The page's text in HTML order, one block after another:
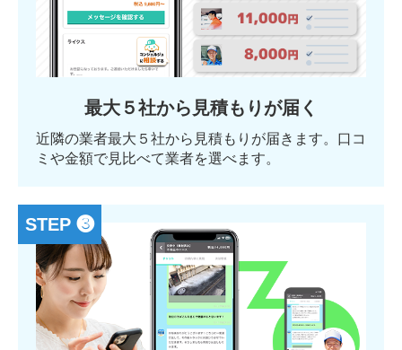
最大５社から見積もりが届く
近隣の業者最大５社から見積もりが届きます。口コ
ミや金額で見比べて業者を選べます。
STEP ❸